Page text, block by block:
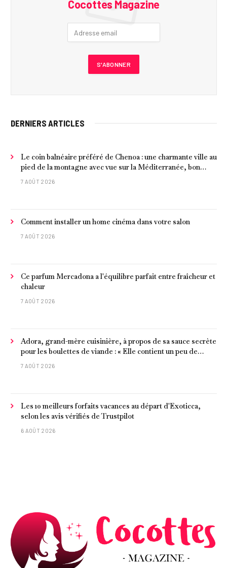
Cocottes Magazine
DERNIERS ARTICLES
Le coin balnéaire préféré de Chenoa : une charmante ville au
pied de la montagne avec vue sur la Méditerranée, bon
poisson et criques isolées
7 AOÛT 2026
Comment installer un home cinéma dans votre salon
7 AOÛT 2026
Ce parfum Mercadona a l'équilibre parfait entre fraîcheur et
chaleur
7 AOÛT 2026
Adora, grand-mère cuisinière, à propos de sa sauce secrète
pour les boulettes de viande : « Elle contient un peu de
curcuma, du poivre, une poignée d'amandes et des tomates
7 AOÛT 2026
Les 10 meilleurs forfaits vacances au départ d'Exoticca,
selon les avis vérifiés de Trustpilot
6 AOÛT 2026